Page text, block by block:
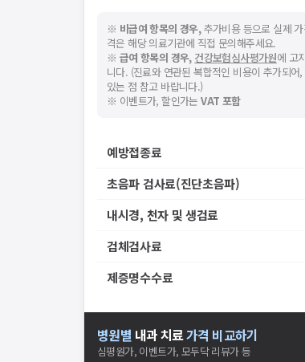
※ 비급여 항목의 경우,추가비용 등으로 실제
격은 해당 의료기관에 직접 문의해주세요.
※ 급여 항목의 경우, 건강보험심사평가원에 고
니다. (진료와 연관된 복합적인 비용이 추가되
있는 점 참고 바랍니다.)
※ 이벤트가, 할인가는VAT 포함
예방접종료
초음파 검사료(진단초음파)
내시경, 천자 및 생검료
검체검사료
제증명수수료
병원별 내과치료가격 비교하기
심평원가, 이벤트가, 모두닥 리뷰가 등